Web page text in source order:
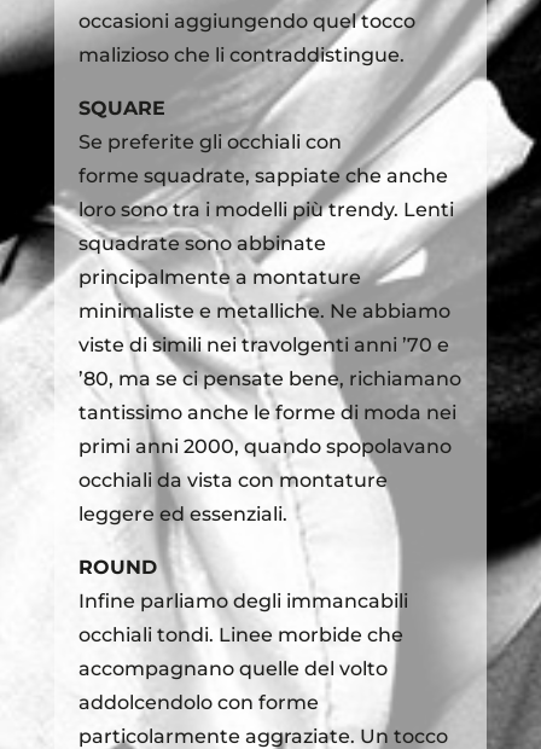
occasioni aggiungendo quel tocco
malizioso che li contraddistingue.
SQUARE
Se preferite gli occhiali con
forme squadrate, sappiate che anche
loro sono tra i modelli più trendy. Lenti
squadrate sono abbinate
principalmente a montature
minimaliste e metalliche. Ne abbiamo
viste di simili nei travolgenti anni ’70 e
’80, ma se ci pensate bene, richiamano
tantissimo anche le forme di moda nei
primi anni 2000, quando spopolavano
occhiali da vista con montature
leggere ed essenziali.
ROUND
Infine parliamo degli immancabili
occhiali tondi. Linee morbide che
accompagnano quelle del volto
addolcendolo con forme
particolarmente aggraziate. Un tocco